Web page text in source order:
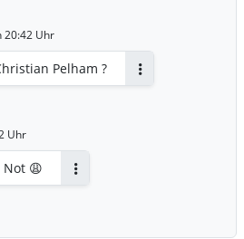
20:42 Uhr
Pelham ?
Uhr
😩